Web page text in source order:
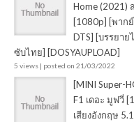
Home (2021)
[1080p] [พาก
DTS] [บรรยาย
ซับไทย] [DOSYAUPLOAD]
5 views| posted on 21/03/2022
[MINI Super-
F1 เดอะ มูฟวี่
เสียงอังกฤษ